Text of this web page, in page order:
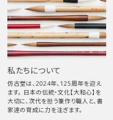
私たちについて
仿古堂は、2024年、125周年を迎え
ます。 日本の伝統・文化【大和心】を
大切に、次代を担う筆作り職人と、書
家達の育成に力を注ぎます。